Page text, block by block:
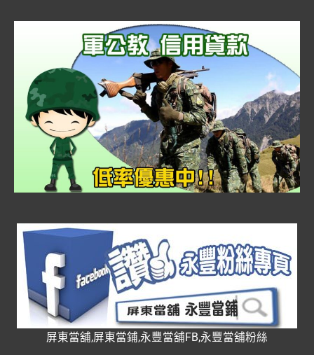
屏東當舖,屏東當鋪,永豐當舖FB,永豐當舖粉絲